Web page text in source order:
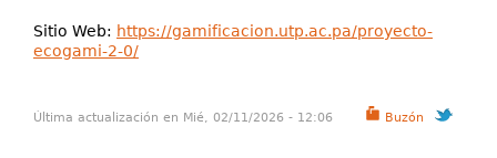
Sitio Web: https://gamificacion.utp.ac.pa/proyecto-
ecogami-2-0/
Buzón
Última actualización en Mié, 02/11/2026 - 12:06